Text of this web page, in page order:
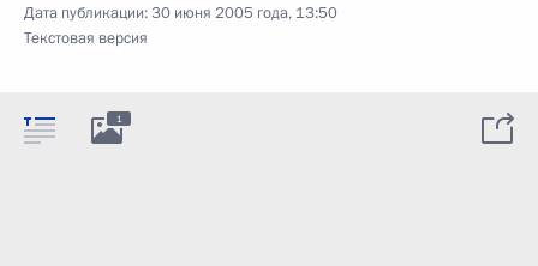
Дата публикации:30 июня 2005 года, 13:50
Текстовая версия
1